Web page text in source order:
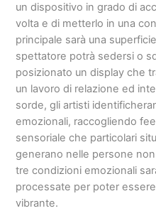
un dispositivo in grado di
volta e di metterlo in una
principale sarà una
spettatore potrà sedersi o
posizionato un display che
un lavoro di relazione ed
sorde, gli artisti
emozionali, raccogliendo
sensoriale che particolari
generano nelle persone
tre condizioni emozionali
processate per poter
vibrante.